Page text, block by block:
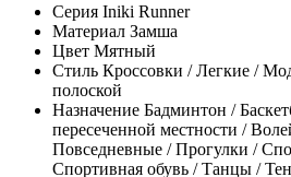
Серия Iniki Runner
Материал Замша
Цвет Мятный
Стиль Кроссовки / Легкие /
полоской
Назначение Бадминтон /
пересеченной местности /
Повседневные / Прогулки /
Спортивная обувь / Танцы /